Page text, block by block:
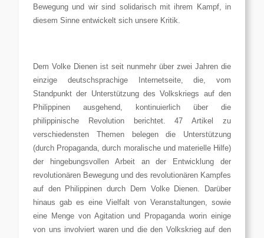
Bewegung und wir sind solidarisch mit ihrem Kampf, in
diesem Sinne entwickelt sich unsere Kritik.
Dem Volke Dienen ist seit nunmehr über zwei Jahren die
einzige deutschsprachige Internetseite, die, vom
Standpunkt der Unterstützung des Volkskriegs auf den
Philippinen ausgehend, kontinuierlich über die
philippinische Revolution berichtet. 47 Artikel zu
verschiedensten Themen belegen die Unterstützung
(durch Propaganda, durch moralische und materielle Hilfe)
der hingebungsvollen Arbeit an der Entwicklung der
revolutionären Bewegung und des revolutionären Kampfes
auf den Philippinen durch Dem Volke Dienen. Darüber
hinaus gab es eine Vielfalt von Veranstaltungen, sowie
eine Menge von Agitation und Propaganda worin einige
von uns involviert waren und die den Volkskrieg auf den